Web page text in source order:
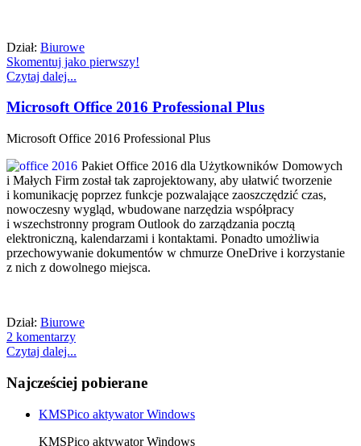
Dział: Biurowe
Skomentuj jako pierwszy!
Czytaj dalej...
Microsoft Office 2016 Professional Plus
Microsoft Office 2016 Professional Plus
Pakiet Office 2016 dla Użytkowników Domowych
i Małych Firm został tak zaprojektowany, aby ułatwić tworzenie
i komunikację poprzez funkcje pozwalające zaoszczędzić czas,
nowoczesny wygląd, wbudowane narzędzia współpracy
i wszechstronny program Outlook do zarządzania pocztą
elektroniczną, kalendarzami i kontaktami. Ponadto umożliwia
przechowywanie dokumentów w chmurze OneDrive i korzystanie
z nich z dowolnego miejsca.
Dział: Biurowe
2 komentarzy
Czytaj dalej...
Najcześciej pobierane
KMSPico aktywator Windows
KMSPico aktywator Windows